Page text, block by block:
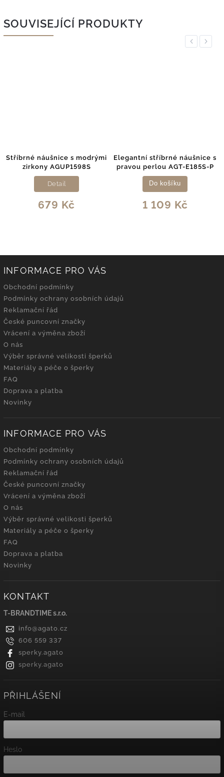
SOUVISEJÍCÍ PRODUKTY
Previous
Stříbrné náušnice s modrými
zirkony AGUP1598S
679 Kč
Detail
Elegantní stříbrné náušnice s
pravou perlou AGT-E185S-P
1 109 Kč
Do košíku
Next
INFORMACE PRO VÁS
Obchodní podmínky
Podmínky ochrany osobních údajů
Reklamační řád
České puncovní značky
Vrácení a výměna zboží
O nás
Výběr správné velikosti šperků
Materiály a péče o šperky
FAQ
Doprava a platba
Novinky
INFORMACE PRO VÁS
Obchodní podmínky
Podmínky ochrany osobních údajů
Reklamační řád
České puncovní značky
Vrácení a výměna zboží
O nás
Výběr správné velikosti šperků
Materiály a péče o šperky
FAQ
Doprava a platba
Novinky
KONTAKT
T-BRANDTIME s.r.o.
info@agato.cz
606 559 337
sperky.agato
sperky.agato
PŘIHLÁŠENÍ
E-mail
Heslo